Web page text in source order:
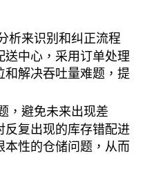
析来识别和纠正流程
中心，采用订单处理
解决吞吐量难题，提
，避免未来出现差
复出现的库存错配进
性的仓储问题，从而